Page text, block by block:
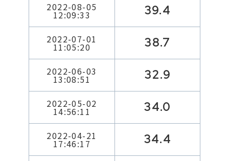
2022-08-05
12:09:33 39.4
2022-07-01
11:05:20 38.7
2022-06-03
13:08:51 32.9
2022-05-02
14:56:11 34.0
2022-04-21
17:46:17 34.4